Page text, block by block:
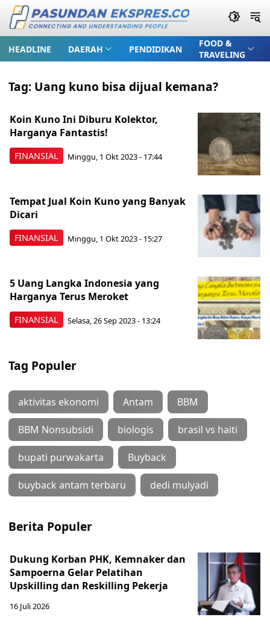
HEADLINE DAERAH PENDIDIKAN
FOOD &
TRAVELING
Tag: Uang kuno bisa dijual kemana?
FINANSIAL
Koin Kuno Ini Diburu Kolektor,
Harganya Fantastis!
Minggu, 1 Okt 2023 - 17:44
FINANSIAL
Tempat Jual Koin Kuno yang Banyak
Dicari
Minggu, 1 Okt 2023 - 15:27
FINANSIAL
5 Uang Langka Indonesia yang
Harganya Terus Meroket
Selasa, 26 Sep 2023 - 13:24
Tag Populer
aktivitas ekonomi Antam BBM
BBM Nonsubsidi biologis brasil vs haiti
bupati purwakarta Buyback
buyback antam terbaru dedi mulyadi
Berita Populer
Dukung Korban PHK, Kemnaker dan
Sampoerna Gelar Pelatihan
Upskilling dan Reskilling Pekerja
16 Juli 2026